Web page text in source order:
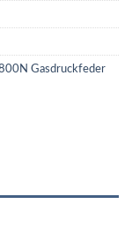
Gasdruckfeder